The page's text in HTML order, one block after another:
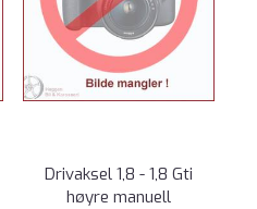
Drivaksel 1,8 - 1,8 Gti
høyre manuell